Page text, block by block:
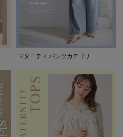
マタニティ パンツカテゴリ